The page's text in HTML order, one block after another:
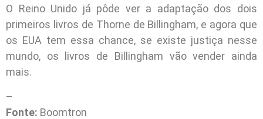
O Reino Unido já pôde ver a adaptação dos dois
primeiros livros de Thorne de Billingham, e agora que
os EUA tem essa chance, se existe justiça nesse
mundo, os livros de Billingham vão vender ainda
mais.
–
Fonte: Boomtron